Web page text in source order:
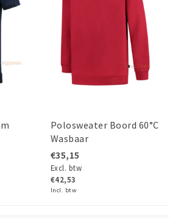
Polosweater Boord 60°C
Wasbaar
€35,15
Excl. btw
€42,53
Incl. btw